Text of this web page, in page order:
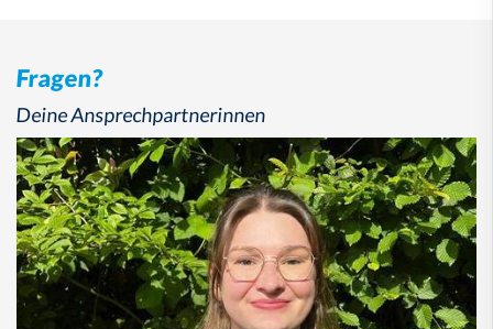
Fragen?
Deine Ansprechpartnerinnen